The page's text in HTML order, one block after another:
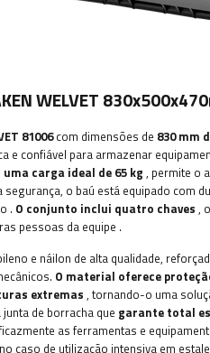
WELVET
81006com dimensões de 830 mm
e confiável para armazenar
uma carga ideal de 65 kg , permite o
segurança, o baú está equipado com
. O conjunto inclui quatro chaves ,
pessoas da equipe .
e náilon de alta qualidade,
O material oferece
extremas, tornando-o uma
de borracha que garante total
as ferramentas e
caso de utilização intensiva em